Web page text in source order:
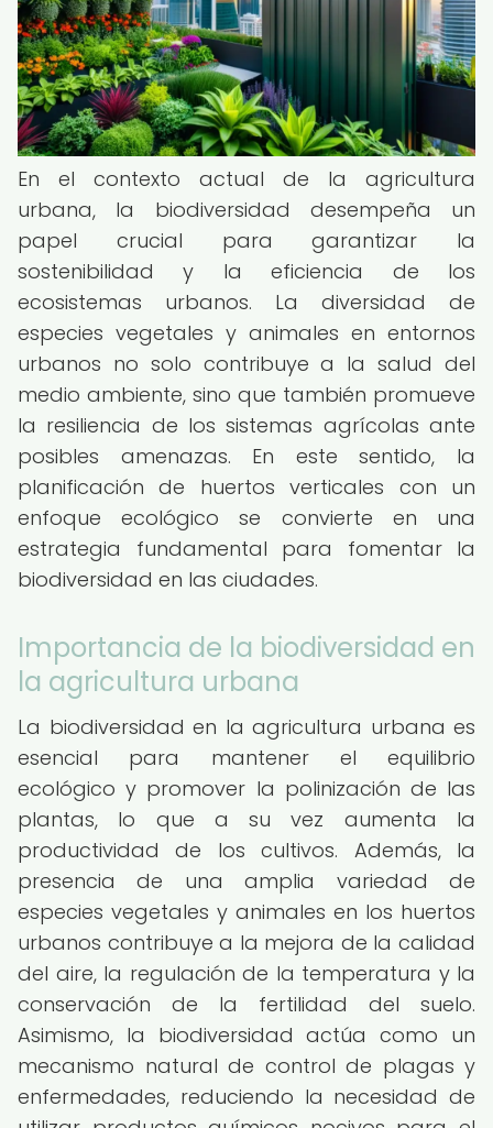
En el contexto actual de la agricultura
urbana, la biodiversidad desempeña un
papel crucial para garantizar la
sostenibilidad y la eficiencia de los
ecosistemas urbanos. La diversidad de
especies vegetales y animales en entornos
urbanos no solo contribuye a la salud del
medio ambiente, sino que también promueve
la resiliencia de los sistemas agrícolas ante
posibles amenazas. En este sentido, la
planificación de huertos verticales con un
enfoque ecológico se convierte en una
estrategia fundamental para fomentar la
biodiversidad en las ciudades.
Importancia de la biodiversidad en
la agricultura urbana
La biodiversidad en la agricultura urbana es
esencial para mantener el equilibrio
ecológico y promover la polinización de las
plantas, lo que a su vez aumenta la
productividad de los cultivos. Además, la
presencia de una amplia variedad de
especies vegetales y animales en los huertos
urbanos contribuye a la mejora de la calidad
del aire, la regulación de la temperatura y la
conservación de la fertilidad del suelo.
Asimismo, la biodiversidad actúa como un
mecanismo natural de control de plagas y
enfermedades, reduciendo la necesidad de